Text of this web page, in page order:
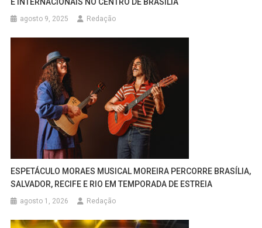
agosto 9, 2025 Redação
ESPETÁCULO MORAES MUSICAL MOREIRA PERCORRE BRASÍLIA,
SALVADOR, RECIFE E RIO EM TEMPORADA DE ESTREIA
agosto 1, 2026 Redação